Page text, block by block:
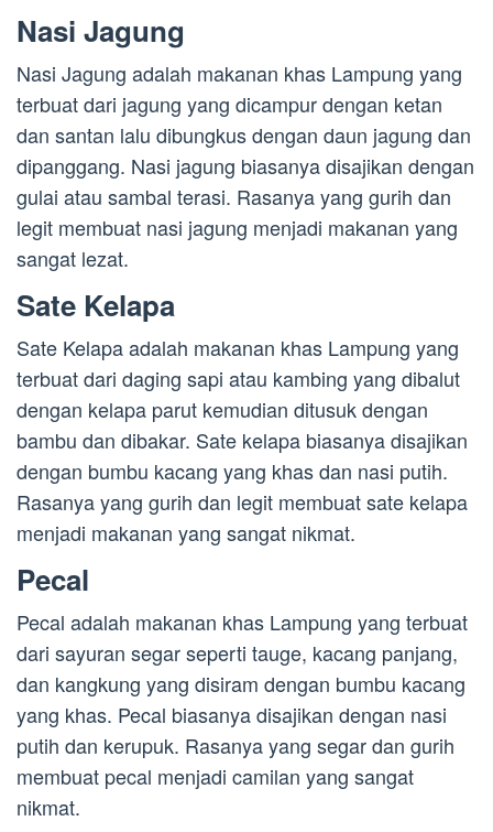
Nasi Jagung
Nasi Jagung adalah makanan khas Lampung yang
terbuat dari jagung yang dicampur dengan ketan
dan santan lalu dibungkus dengan daun jagung dan
dipanggang. Nasi jagung biasanya disajikan dengan
gulai atau sambal terasi. Rasanya yang gurih dan
legit membuat nasi jagung menjadi makanan yang
sangat lezat.
Sate Kelapa
Sate Kelapa adalah makanan khas Lampung yang
terbuat dari daging sapi atau kambing yang dibalut
dengan kelapa parut kemudian ditusuk dengan
bambu dan dibakar. Sate kelapa biasanya disajikan
dengan bumbu kacang yang khas dan nasi putih.
Rasanya yang gurih dan legit membuat sate kelapa
menjadi makanan yang sangat nikmat.
Pecal
Pecal adalah makanan khas Lampung yang terbuat
dari sayuran segar seperti tauge, kacang panjang,
dan kangkung yang disiram dengan bumbu kacang
yang khas. Pecal biasanya disajikan dengan nasi
putih dan kerupuk. Rasanya yang segar dan gurih
membuat pecal menjadi camilan yang sangat
nikmat.